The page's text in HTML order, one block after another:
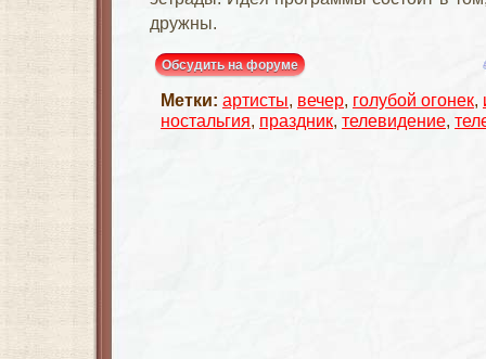
дружны.
Обсудить на форуме
Метки: артисты, вечер, голубой огонек,
ностальгия, праздник, телевидение,